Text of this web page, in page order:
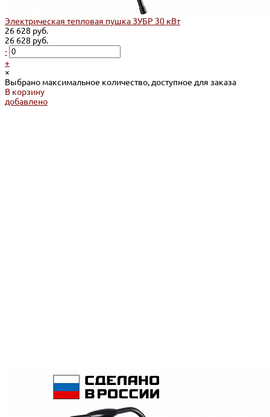
Электрическая тепловая пушка ЗУБР 30 кВт
26 628 руб.
26 628 руб.
-
+
×
Выбрано максимальное количество, доступное для заказа
В корзину
добавлено